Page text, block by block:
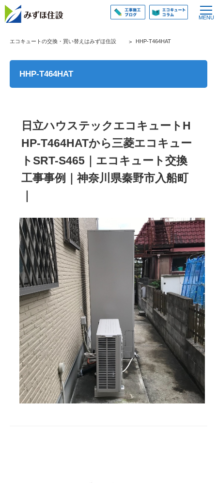
エコキュートの交換・買い替えはみずほ住設 HHP-T464HAT
HHP-T464HAT
日立ハウステックエコキュートH
HP-T464HATから三菱エコキュー
トSRT-S465｜エコキュート交換
工事事例｜神奈川県秦野市入船町